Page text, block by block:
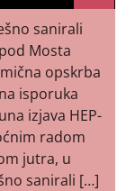
sanirali
Mosta
opskrba
isporuka
izjava HEP-
radom
jutra, u
sanirali […]